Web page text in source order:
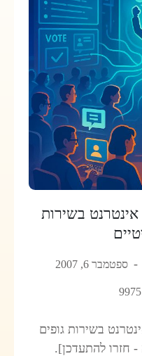
בשירות
ספטמבר 6, 2007
בשירות גופים
- חזרו להתעדכן].